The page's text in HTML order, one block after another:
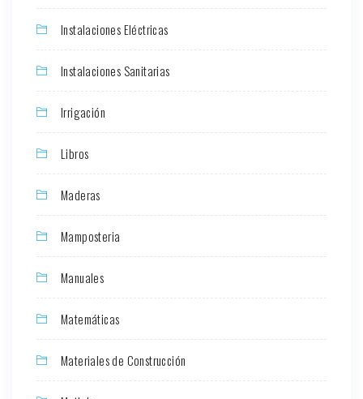
Instalaciones Eléctricas
Instalaciones Sanitarias
Irrigación
Libros
Maderas
Mamposteria
Manuales
Matemáticas
Materiales de Construcción